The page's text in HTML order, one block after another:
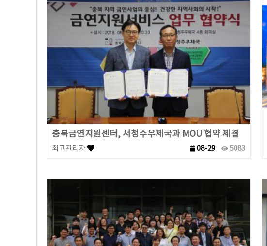
충북금연지원센터, 서청주우체국과 MOU 협약 체결
최고관리자 08-29 5083